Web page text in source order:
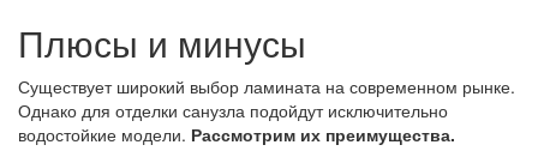
Плюсы и минусы
Существует широкий выбор ламината на современном рынке.
Однако для отделки санузла подойдут исключительно
водостойкие модели. Рассмотрим их преимущества.